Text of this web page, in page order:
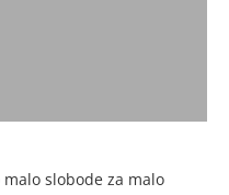
slobode za malo